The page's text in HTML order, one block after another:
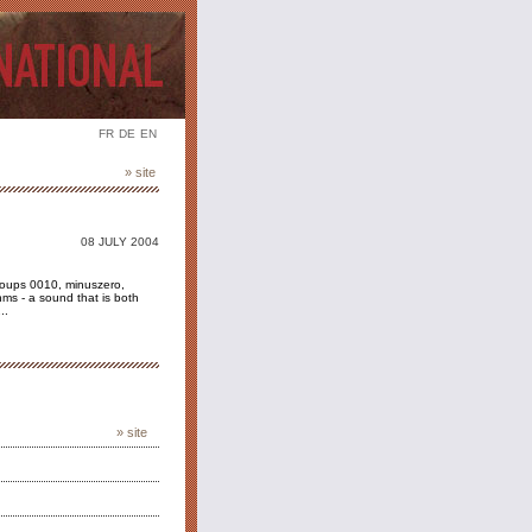
FR DE EN
» site
08 JULY 2004
0010, minuszero,
- a sound that is both
» site